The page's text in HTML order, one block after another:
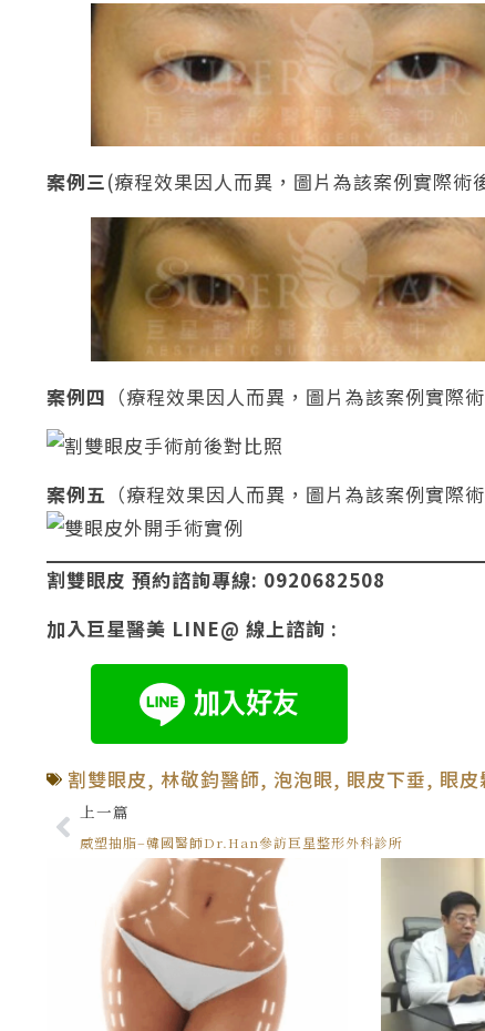
案例三(療程效果因人而異，圖片為該案例實際術
案例四 （療程效果因人而異，圖片為該案例實際術
案例五 （療程效果因人而異，圖片為該案例實際術
割雙眼皮 預約諮詢專線: 0920682508
加入巨星醫美 LINE@ 線上諮詢 :
割雙眼皮, 林敬鈞醫師, 泡泡眼, 眼皮下垂, 眼皮
上一篇
威塑抽脂–韓國醫師Dr.Han參訪巨星整形外科診所